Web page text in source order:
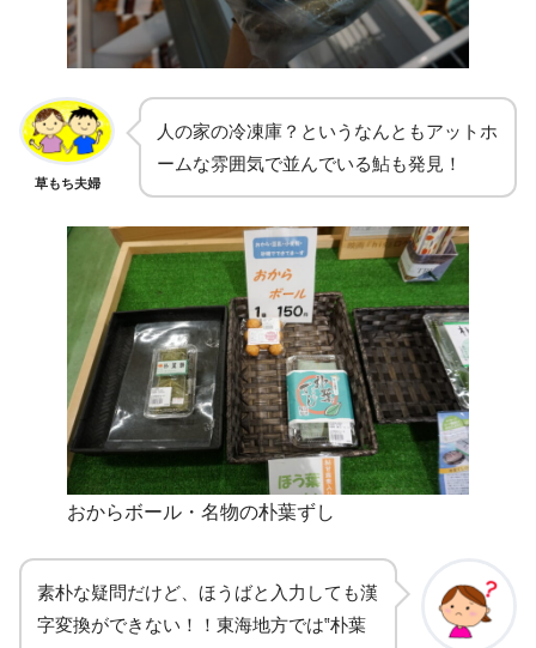
草もち夫婦
人の家の冷凍庫？というなんともアットホ
ームな雰囲気で並んでいる鮎も発見！
おからボール・名物の朴葉ずし
素朴な疑問だけど、ほうばと入力しても漢
字変換ができない！！東海地方では‟朴葉